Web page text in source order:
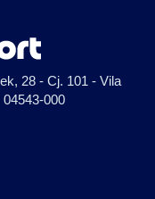
28 - Cj. 101 - Vila
000